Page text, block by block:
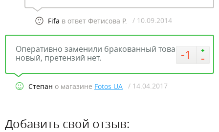
Fifa в ответ Фетисова Р. / 10.09.2014
-1
Оперативно заменили бракованный товар на
новый, претензий нет.
Степан о магазине Fotos UA / 14.04.2017
Добавить свой отзыв: